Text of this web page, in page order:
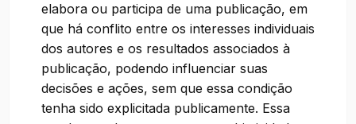
elabora ou participa de uma publicação, em
que há conflito entre os interesses individuais
dos autores e os resultados associados à
publicação, podendo influenciar suas
decisões e ações, sem que essa condição
tenha sido explicitada publicamente. Essa